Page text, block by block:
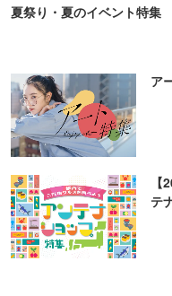
夏祭り・夏のイベント特集
ア
テ